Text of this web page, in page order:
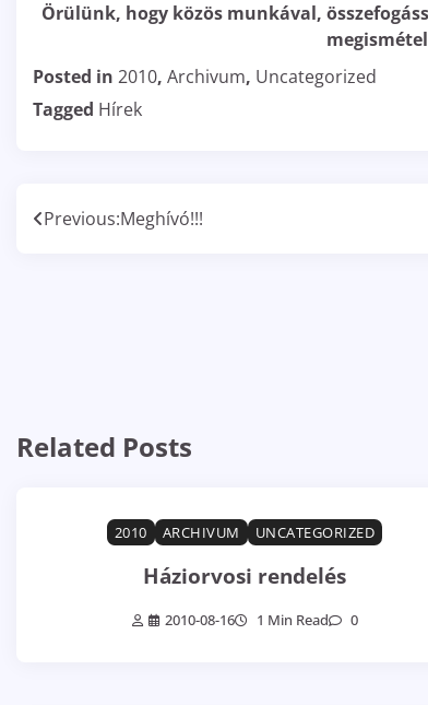
Örülünk, hogy közös munkával,
Posted in 2010, Archivum, Uncategorized
Tagged Hírek
Bejegyzés
Previous:Meghívó!!!
Related Posts
2010 ARCHIVUM UNCATEGORIZED
Háziorvosi rendelés
2010-08-16 1 Min Read 0